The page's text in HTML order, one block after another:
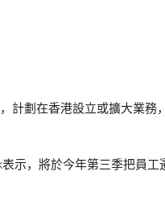
計劃在香港設立或擴大業務
示，將於今年第三季把員